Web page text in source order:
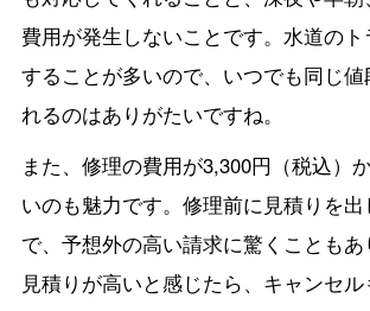
費用が発生しないことです。水道の
することが多いので、いつでも同じ値
れるのはありがたいですね。
また、修理の費用が3,300円（税込）
いのも魅力です。修理前に見積りを
で、予想外の高い請求に驚くことも
見積りが高いと感じたら、キャンセル